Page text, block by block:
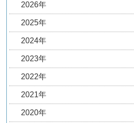
2026年
2025年
2024年
2023年
2022年
2021年
2020年